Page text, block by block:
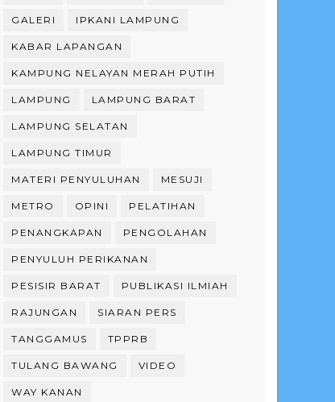
GALERI IPKANI LAMPUNG
KABAR LAPANGAN
KAMPUNG NELAYAN MERAH PUTIH
LAMPUNG LAMPUNG BARAT
LAMPUNG SELATAN
LAMPUNG TIMUR
MATERI PENYULUHAN MESUJI
METRO OPINI PELATIHAN
PENANGKAPAN PENGOLAHAN
PENYULUH PERIKANAN
PESISIR BARAT PUBLIKASI ILMIAH
RAJUNGAN SIARAN PERS
TANGGAMUS TPPRB
TULANG BAWANG VIDEO
WAY KANAN